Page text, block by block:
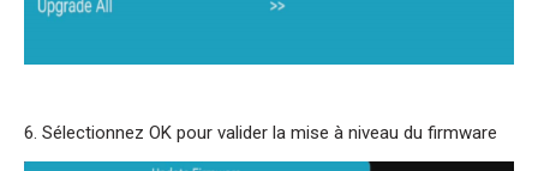
6. Sélectionnez OK pour valider la mise à niveau du firmware